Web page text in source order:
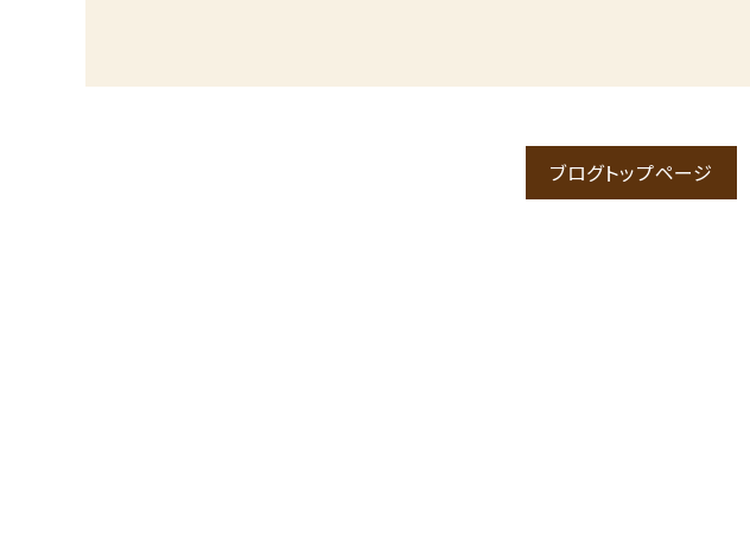
ブログトップページ